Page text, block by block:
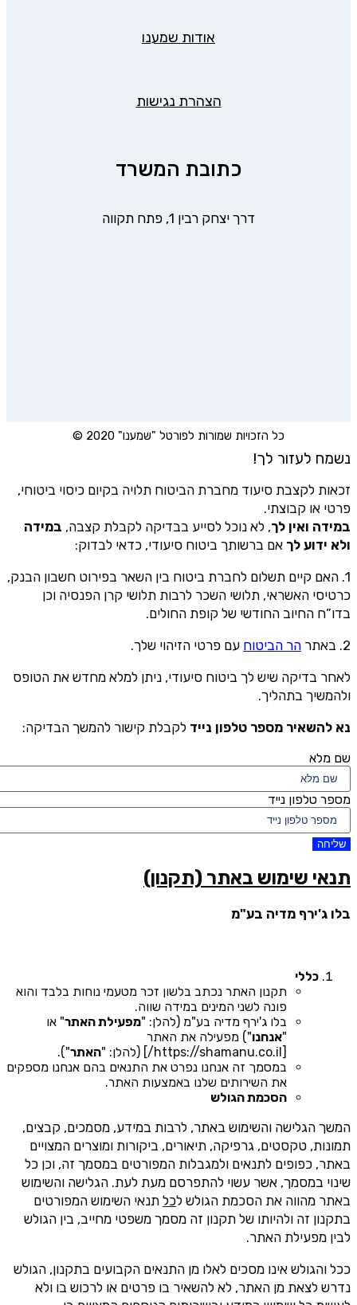
אודות שמענו
הצהרת נגישות
כתובת המשרד
דרך יצחק רבין 1, פתח תקווה
כל הזכויות שמורות לפורטל "שמענו" 2020 ©
נשמח לעזור לך!
זכאות לקצבת סיעוד מחברת הביטוח תלויה בקיום כיסוי ביטוחי,
פרטי או קבוצתי.
במידה ואין לך, לא נוכל לסייע בבדיקה לקבלת קצבה, במידה
ולא ידוע לך אם ברשותך ביטוח סיעודי, כדאי לבדוק:
1. האם קיים תשלום לחברת ביטוח בין השאר בפירוט חשבון הבנק,
כרטיסי האשראי, תלושי השכר לרבות תלושי קרן הפנסיה וכן
בדו”ח החיוב החודשי של קופת החולים.
2. באתר
הר הביטוח עם פרטי הזיהוי שלך.
לאחר בדיקה שיש לך ביטוח סיעודי, ניתן למלא מחדש את הטופס
ולהמשיך בתהליך.
נא להשאיר מספר טלפון נייד לקבלת קישור להמשך הבדיקה:
שם מלא
מספר טלפון נייד
שליחה
תנאי שימוש באתר (תקנון)
בלו ג'ירף מדיה בע"מ
כללי
תקנון האתר נכתב בלשון זכר מטעמי נוחות בלבד והוא
פונה לשני המינים במידה שווה.
בלו ג'ירף מדיה בע"מ (להלן: "מפעילת האתר" או
"אנחנו") מפעילה את האתר
[https://shamanu.co.il/] (להלן: "
האתר").
במסמך זה אנחנו נפרט את התנאים בהם אנחנו מספקים
את השירותים שלנו באמצעות האתר.
הסכמת הגולש
המשך הגלישה והשימוש באתר, לרבות במידע, מסמכים, קבצים,
תמונות, טקסטים, גרפיקה, תיאורים, ביקורות ומוצרים המצויים
באתר, כפופים לתנאים ולמגבלות המפורטים במסמך זה, וכן כל
שינוי במסמך, אשר עשוי להתפרסם מעת לעת. הגלישה והשימוש
באתר מהווה את הסכמת הגולש לכל תנאי השימוש המפורטים
בתקנון זה ולהיותו של תקנון זה מסמך משפטי מחייב, בין הגולש
לבין מפעילת האתר.
ככל והגולש אינו מסכים לאלו מן התנאים הקבועים בתקנון, הגולש
נדרש לצאת מן האתר, לא להשאיר בו פרטים או לרכוש בו ולא